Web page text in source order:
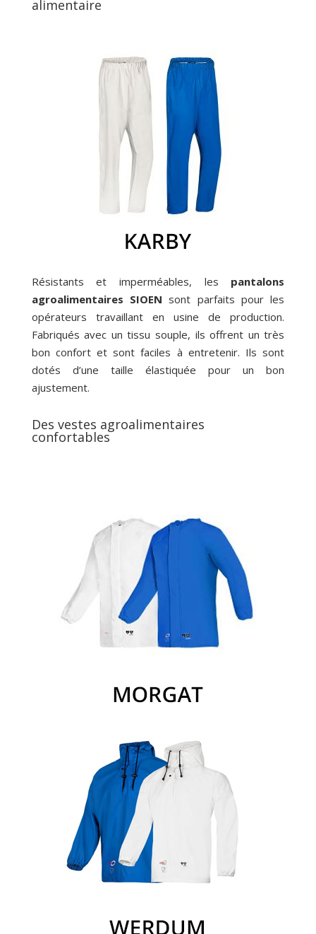
alimentaire
Résistants et imperméables, les pantalons
agroalimentaires SIOEN sont parfaits pour les
opérateurs travaillant en usine de production.
Fabriqués avec un tissu souple, ils offrent un très
bon confort et sont faciles à entretenir. Ils sont
dotés d’une taille élastiquée pour un bon
ajustement.
Des vestes agroalimentaires
confortables